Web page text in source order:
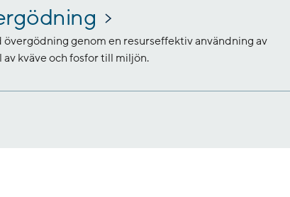
genom en resurseffektiv användning av
kväve och fosfor till miljön.